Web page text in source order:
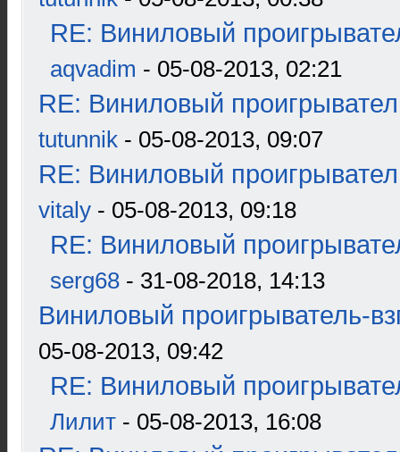
RE: Виниловый
aqvadim - 05-08-2013, 02:21
RE: Виниловый
tutunnik - 05-08-2013, 09:07
RE: Виниловый
vitaly - 05-08-2013, 09:18
RE: Виниловый
serg68 - 31-08-2018, 14:13
Виниловый проигрыватель-
05-08-2013, 09:42
RE: Виниловый
Лилит - 05-08-2013, 16:08